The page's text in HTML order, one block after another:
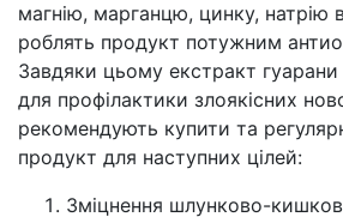
магнію, марганцю, цинку, натрію
роблять продукт потужним
Завдяки цьому екстракт гуарани
для профілактики злоякісних
рекомендують купити та
продукт для наступних цілей:
Зміцнення шлунково-